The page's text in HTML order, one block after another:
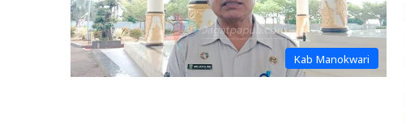
Kab Manokwari